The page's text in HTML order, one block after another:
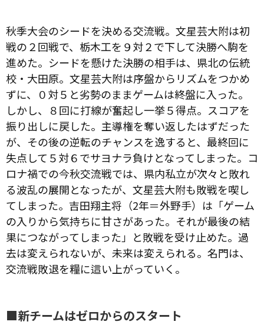
秋季大会のシードを決める交流戦。文星芸大附は初
戦の２回戦で、栃木工を９対２で下して決勝へ駒を
進めた。シードを懸けた決勝の相手は、県北の伝統
校・大田原。文星芸大附は序盤からリズムをつかめ
ずに、０対５と劣勢のままゲームは終盤に入った。
しかし、８回に打線が奮起し一挙５得点。スコアを
振り出しに戻した。主導権を奪い返したはずだった
が、その後の逆転のチャンスを逸すると、最終回に
失点して５対６でサヨナラ負けとなってしまった。コ
ロナ禍での今秋交流戦では、県内私立が次々と敗れ
る波乱の展開となったが、文星芸大附も敗戦を喫し
てしまった。吉田翔主将（2年＝外野手）は「ゲーム
の入りから気持ちに甘さがあった。それが最後の結
果につながってしまった」と敗戦を受け止めた。過
去は変えられないが、未来は変えられる。名門は、
交流戦敗退を糧に這い上がっていく。
■新チームはゼロからのスタート